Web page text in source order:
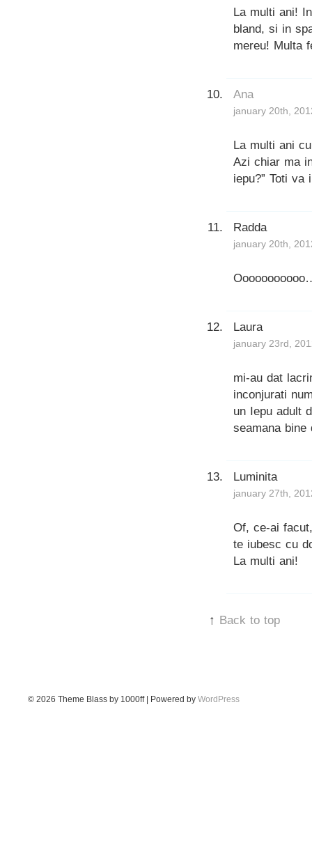
La multi ani!
bland, si in
mereu! Multa
Ana
january 20th,
La multi ani
Azi chiar ma
iepu?” Toti
Radda
january 20th,
Laura
january 23rd,
mi-au dat
inconjurati
un Iepu adult
seamana bine
Luminita
january 27th,
Of, ce-ai
te iubesc cu
La multi ani!
↑ Back to top
© 2026 Theme Blass by 1000ff | Powered by WordPress